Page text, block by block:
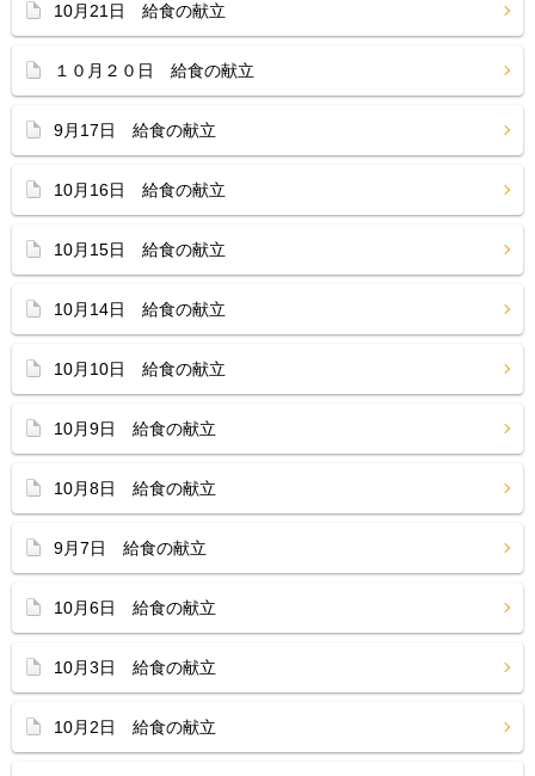
10月21日 給食の献立
１０月２０日 給食の献立
9月17日 給食の献立
10月16日 給食の献立
10月15日 給食の献立
10月14日 給食の献立
10月10日 給食の献立
10月9日 給食の献立
10月8日 給食の献立
9月7日 給食の献立
10月6日 給食の献立
10月3日 給食の献立
10月2日 給食の献立